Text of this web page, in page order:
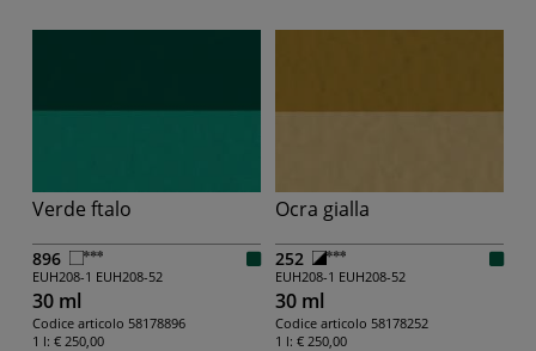
Verde ftalo
896
EUH208-1 EUH208-52
30 ml
Codice articolo 58178896
1 l: € 250,00
Ocra gialla
252
EUH208-1 EUH208-52
30 ml
Codice articolo 58178252
1 l: € 250,00